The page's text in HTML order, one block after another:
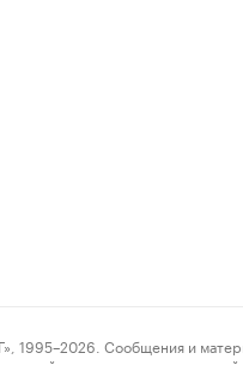
Сообщения и